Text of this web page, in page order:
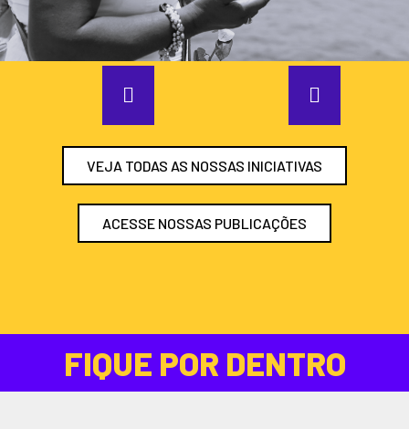
VEJA TODAS AS NOSSAS INICIATIVAS
ACESSE NOSSAS PUBLICAÇÕES
FIQUE POR DENTRO